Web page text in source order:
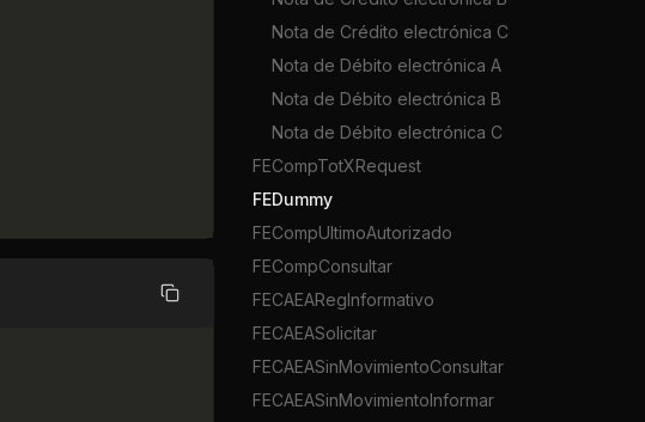
Copiar
Nota de Crédito electrónica C
Nota de Débito electrónica A
Nota de Débito electrónica B
Nota de Débito electrónica C
FECompTotXRequest
FEDummy
FECompUltimoAutorizado
FECompConsultar
FECAEARegInformativo
FECAEASolicitar
FECAEASinMovimientoConsultar
FECAEASinMovimientoInformar